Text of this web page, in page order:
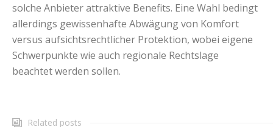
solche Anbieter attraktive Benefits. Eine Wahl bedingt
allerdings gewissenhafte Abwägung von Komfort
versus aufsichtsrechtlicher Protektion, wobei eigene
Schwerpunkte wie auch regionale Rechtslage
beachtet werden sollen.
Related posts